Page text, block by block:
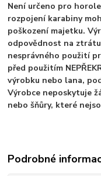
Není určeno pro
rozpojení karabiny
poškození majetku.
odpovědnost na
nesprávného použití
před použitím
výrobku nebo lana,
Výrobce neposkytuje
nebo šňůry, které
Podrobné